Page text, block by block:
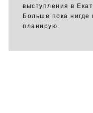
выступления в
Больше пока нигде
планирую.